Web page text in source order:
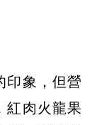
印象，但營
紅肉火龍果